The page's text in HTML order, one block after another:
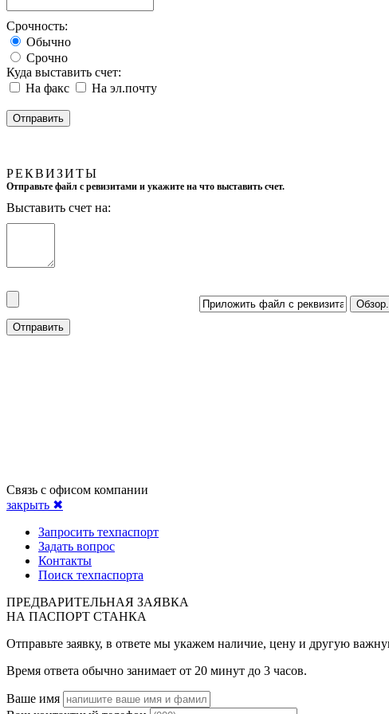
Срочность:
Обычно
Срочно
Куда выставить счет:
На факс
На эл.почту
РЕКВИЗИТЫ
Отправьте файл с ревизитами и укажите на что выставить счет.
Выставить счет на:
Связь с офисом компании
закрыть ✖
Запросить техпаспорт
Задать вопрос
Контакты
Поиск техпаспорта
ПРЕДВАРИТЕЛЬНАЯ ЗАЯВКА
НА ПАСПОРТ СТАНКА
Отправьте заявку, в ответе мы укажем наличие, цену и другую
Время ответа обычно занимает от 20 минут до 3 часов.
Ваше имя